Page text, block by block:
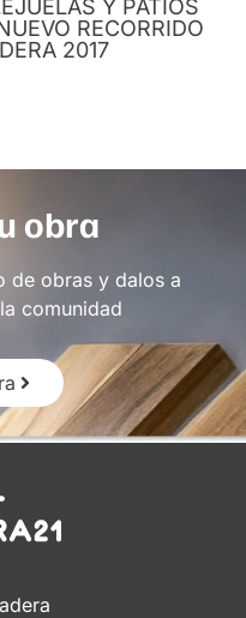
Y PATIOS
RECORRIDO
2017
obra
de obras y dalos a
comunidad